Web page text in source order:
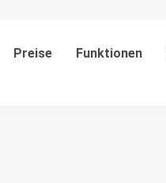
Preise Funktionen